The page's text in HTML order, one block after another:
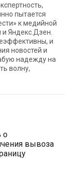
пытается
к медийной
Яндекс.Дзен.
и
новостей и
надежду на
волну,
о
вывоза